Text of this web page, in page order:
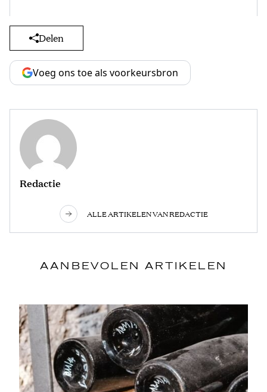
Delen
Voeg ons toe als voorkeursbron
Redactie
ALLE ARTIKELEN VAN REDACTIE
AANBEVOLEN ARTIKELEN